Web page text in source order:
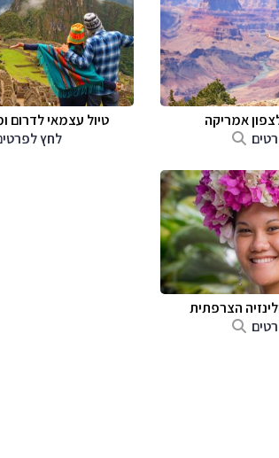
אמריקה
טיול עצמאי לדרום
לחץ
הצרפתית